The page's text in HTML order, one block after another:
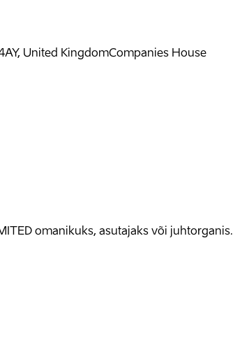
United KingdomCompanies House
omanikuks, asutajaks või juhtorganis.